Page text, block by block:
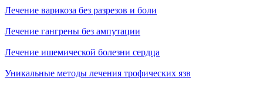
Лечение варикоза без разрезов и боли
Лечение гангрены без ампутации
Лечение ишемической болезни сердца
Уникальные методы лечения трофических язв